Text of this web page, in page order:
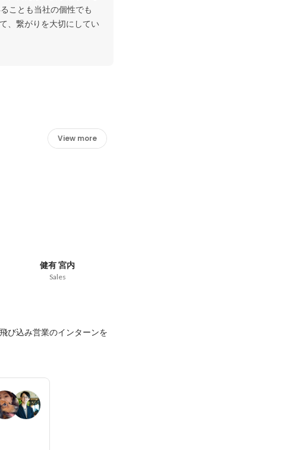
ことも当社の個性でも
、繋がりを大切にしてい
View more
健有 宮内
Sales
び込み営業のインターンを